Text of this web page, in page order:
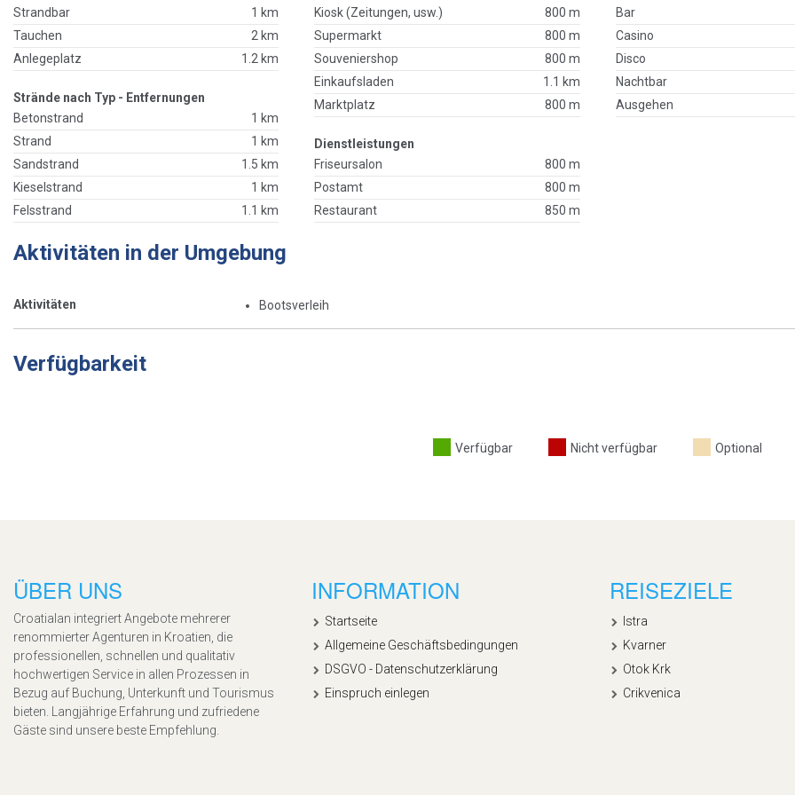
Strandbar
1 km
Tauchen
2 km
Anlegeplatz
1.2 km
Strände nach Typ - Entfernungen
Betonstrand
1 km
Strand
1 km
Sandstrand
1.5 km
Kieselstrand
1 km
Felsstrand
1.1 km
Kiosk (Zeitungen, usw.)
800 m
Supermarkt
800 m
Souveniershop
800 m
Einkaufsladen
1.1 km
Marktplatz
800 m
Dienstleistungen
Friseursalon
800 m
Postamt
800 m
Restaurant
850 m
Bar
Casino
Disco
Nachtbar
Ausgehen
Aktivitäten in der Umgebung
Aktivitäten Bootsverleih
Verfügbarkeit
Verfügbar Nicht verfügbar Optional
ÜBER UNS
Croatialan integriert Angebote mehrerer
renommierter Agenturen in Kroatien, die
professionellen, schnellen und qualitativ
hochwertigen Service in allen Prozessen in
Bezug auf Buchung, Unterkunft und Tourismus
bieten. Langjährige Erfahrung und zufriedene
Gäste sind unsere beste Empfehlung.
INFORMATION
Startseite
Allgemeine Geschäftsbedingungen
DSGVO - Datenschutzerklärung
Einspruch einlegen
REISEZIELE
Istra
Kvarner
Otok Krk
Crikvenica